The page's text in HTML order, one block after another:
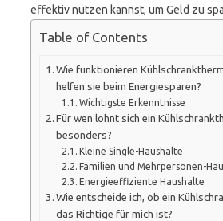
effektiv nutzen kannst, um Geld zu
Table of Contents
Wie funktionieren
helfen sie beim Energiesparen?
Wichtigste Erkenntnisse
Für wen lohnt sich ein
besonders?
Kleine Single-Haushalte
Familien und Mehrpersonen-
Energieeffiziente Haushalte
Wie entscheide ich, ob ein
das Richtige für mich ist?